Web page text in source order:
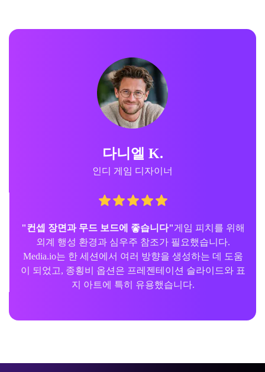
다니엘 K.
인디 게임 디자이너
"컨셉 장면과 무드 보드에 좋습니다"게임 피치를 위해
외계 행성 환경과 심우주 참조가 필요했습니다.
Media.io는 한 세션에서 여러 방향을 생성하는 데 도움
이 되었고, 종횡비 옵션은 프레젠테이션 슬라이드와 표
지 아트에 특히 유용했습니다.